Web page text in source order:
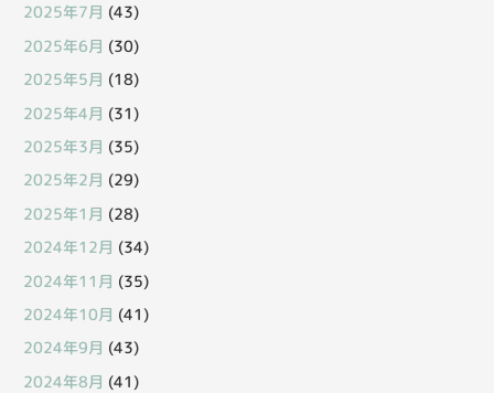
2025年7月 (43)
2025年6月 (30)
2025年5月 (18)
2025年4月 (31)
2025年3月 (35)
2025年2月 (29)
2025年1月 (28)
2024年12月 (34)
2024年11月 (35)
2024年10月 (41)
2024年9月 (43)
2024年8月 (41)